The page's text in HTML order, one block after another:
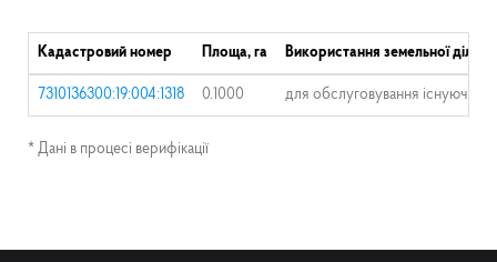
Кадастровий номер Площа, га Використання земельної
7310136300:19:004:1318 0.1000 для обслуговування
* Дані в процесі верифікації